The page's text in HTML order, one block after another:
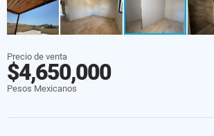
Precio de venta
$4,650,000
Pesos Mexicanos